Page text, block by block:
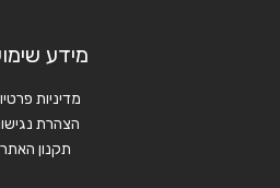
מידע
מדיניות
הצהרת
תקנון האתר